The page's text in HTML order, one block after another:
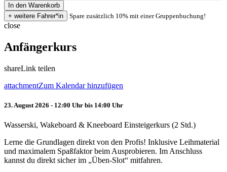
Spare zusätzlich 10% mit einer Gruppenbuchung!
close
Anfängerkurs
shareLink teilen
attachmentZum Kalendar hinzufügen
23. August 2026 - 12:00 Uhr bis 14:00 Uhr
Wasserski, Wakeboard & Kneeboard Einsteigerkurs (2 Std.)
Lerne die Grundlagen direkt von den Profis! Inklusive Leihmaterial
und maximalem Spaßfaktor beim Ausprobieren. Im Anschluss
kannst du direkt sicher im „Üben-Slot“ mitfahren.